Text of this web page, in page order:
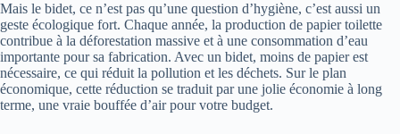
Mais le bidet, ce n’est pas qu’une question d’hygiène, c’est aussi un
geste écologique fort. Chaque année, la production de papier toilette
contribue à la déforestation massive et à une consommation d’eau
importante pour sa fabrication. Avec un bidet, moins de papier est
nécessaire, ce qui réduit la pollution et les déchets. Sur le plan
économique, cette réduction se traduit par une jolie économie à long
terme, une vraie bouffée d’air pour votre budget.